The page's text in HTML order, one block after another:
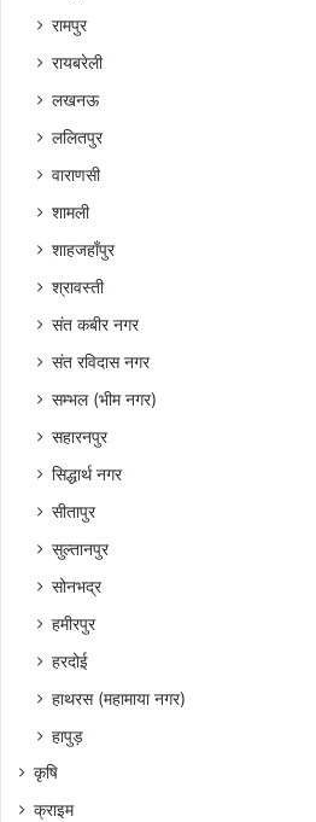
रामपुर
रायबरेली
लखनऊ
ललितपुर
वाराणसी
शामली
शाहजहाँपुर
श्रावस्ती
संत कबीर नगर
संत रविदास नगर
सम्भल (भीम नगर)
सहारनपुर
सिद्धार्थ नगर
सीतापुर
सुल्तानपुर
सोनभद्र
हमीरपुर
हरदोई
हाथरस (महामाया नगर)
हापुड़
कृषि
क्राइम